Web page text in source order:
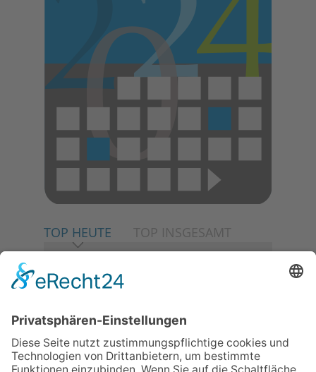
TOP HEUTE TOP INSGESAMT
06.08.2026
Baustellenführung führt auch in
die Zukunft der Stadt
Königstein